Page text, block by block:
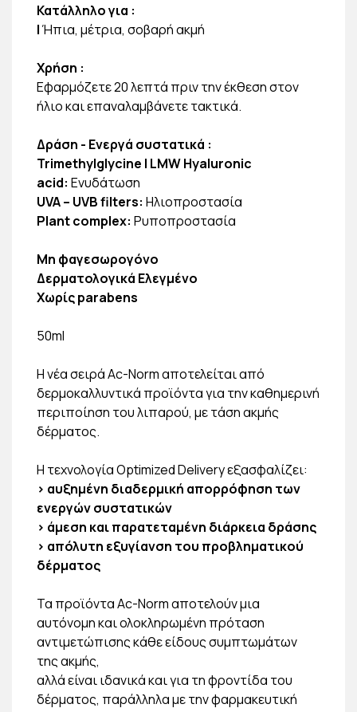
Κατάλληλο για :
|Ήπια, μέτρια, σοβαρή ακμή
Χρήση :
Εφαρμόζετε 20 λεπτά πριν την έκθεση στον
ήλιο και επαναλαμβάνετε τακτικά.
Δράση - Ενεργά συστατικά :
Trimethylglycine | LMW Hyaluronic
acid: Ενυδάτωση
UVA – UVB filters: Ηλιοπροστασία
Plant complex: Ρυποπροστασία
Μη φαγεσωρογόνο
Δερματολογικά Ελεγμένο
Χωρίς parabens
50ml
Η νέα σειρά Ac-Norm αποτελείται από
δερμοκαλλυντικά προϊόντα για την καθημερινή
περιποίηση του λιπαρού, με τάση ακμής
δέρματος.
H τεχνολογία Optimized Delivery εξασφαλίζει:
> αυξημένη διαδερμική απορρόφηση των
ενεργών συστατικών
> άμεση και παρατεταμένη διάρκεια δράσης
> απόλυτη εξυγίανση του προβληματικού
δέρματος
Τα προϊόντα Ac-Norm αποτελούν μια
αυτόνομη και ολοκληρωμένη πρόταση
αντιμετώπισης κάθε είδους συμπτωμάτων
της ακμής,
αλλά είναι ιδανικά και για τη φροντίδα του
δέρματος, παράλληλα με την φαρμακευτική